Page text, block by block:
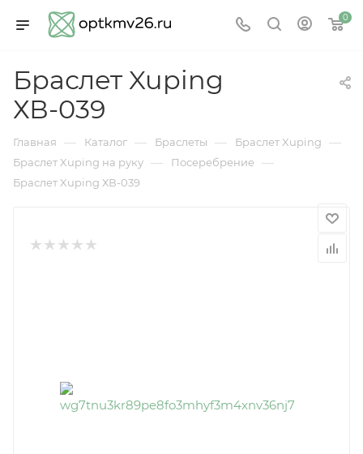
0
Браслет Xuping
ХВ-039
Главная — Каталог — Браслеты — Браслет Xuping —
Браслет Xuping на руку — Посеребрение —
Браслет Xuping ХВ-039